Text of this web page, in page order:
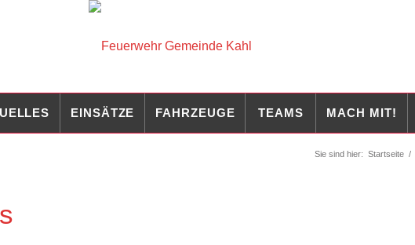
EINSÄTZE FAHRZEUGE TEAMS MACH MIT!
Sie sind hier: Startseite /